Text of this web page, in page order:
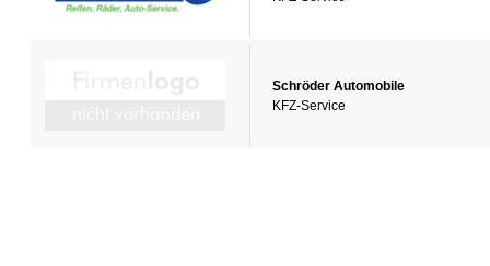
Schröder Automobile
KFZ-Service